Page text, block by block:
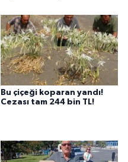
Bu çiçeği koparan yandı!
Cezası tam 244 bin TL!